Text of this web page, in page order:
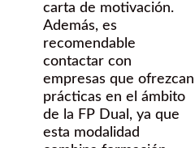
carta de motivación.
Además, es
recomendable
contactar con
empresas que ofrezcan
prácticas en el ámbito
de la FP Dual, ya que
esta modalidad